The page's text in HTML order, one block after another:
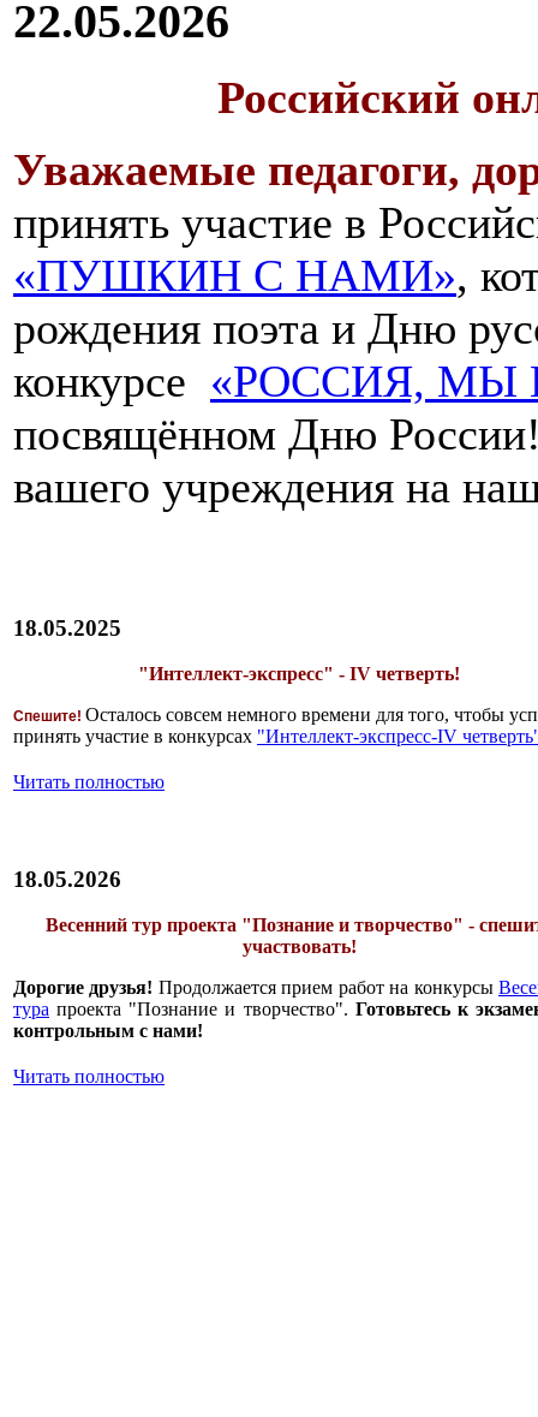
22.05.2026
Российский
Уважаемые педагоги,
принять участие в
«ПУШКИН С НАМИ»,
рождения поэта и Дню
конкурсе «РОССИЯ, МЫ
посвящённом Дню
вашего учреждения на
18.05.2025
"Интеллект-экспресс" - IV четверть!
Спешите! Осталось совсем немного времени для того, чтобы
принять участие в конкурсах "Интеллект-экспресс-IV
Читать полностью
18.05.2026
Весенний тур проекта "Познание и творчество" -
участвовать!
Дорогие друзья! Продолжается прием работ на конкурсы
тура проекта "Познание и творчество". Готовьтесь к
контрольным с нами!
Читать полностью